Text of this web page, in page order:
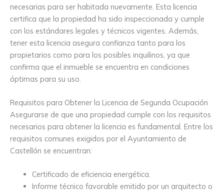
necesarias para ser habitada nuevamente. Esta licencia
certifica que la propiedad ha sido inspeccionada y cumple
con los estándares legales y técnicos vigentes. Además,
tener esta licencia asegura confianza tanto para los
propietarios como para los posibles inquilinos, ya que
confirma que el inmueble se encuentra en condiciones
óptimas para su uso.
Requisitos para Obtener la Licencia de Segunda Ocupación
Asegurarse de que una propiedad cumple con los requisitos
necesarios para obtener la licencia es fundamental. Entre los
requisitos comunes exigidos por el Ayuntamiento de
Castellón se encuentran:
Certificado de eficiencia energética.
Informe técnico favorable emitido por un arquitecto o